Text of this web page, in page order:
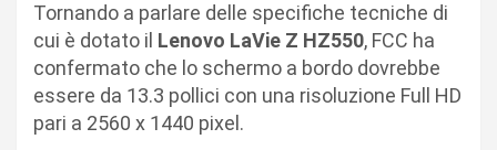
Tornando a parlare delle specifiche tecniche di
cui è dotato il Lenovo LaVie Z HZ550, FCC ha
confermato che lo schermo a bordo dovrebbe
essere da 13.3 pollici con una risoluzione Full HD
pari a 2560 x 1440 pixel.